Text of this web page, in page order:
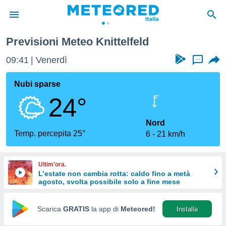
di
per
le
di
Web
Previsioni Meteo Knittelfeld
09:41 Venerdì ...
Nubi sparse
24°
Temp. percepita 25°
Nord
6
21 km/h
Ultim'ora.
L’estate non cambia rotta: caldo fino a metà
agosto, svolta possibile solo a fine mese
Scarica GRATIS la app di Meteored! Installa